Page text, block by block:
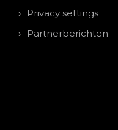
Privacy settings
Partnerberichten